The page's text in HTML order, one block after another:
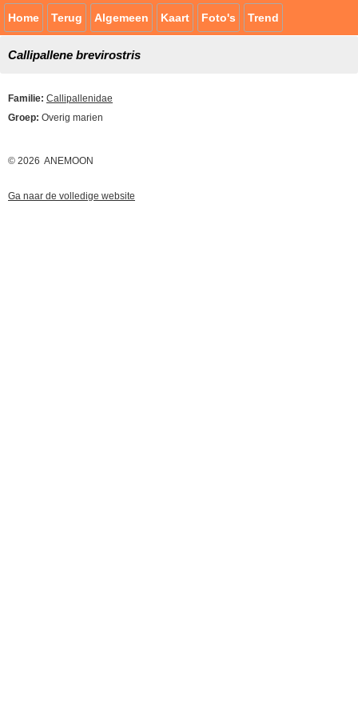
Home Terug Algemeen Kaart Foto's Trend
Callipallene brevirostris
Familie: Callipallenidae
Groep: Overig marien
© 2026 ANEMOON
Ga naar de volledige website